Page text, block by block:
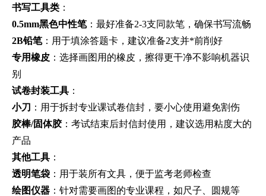
书写工具类 ：
0.5mm黑色中性笔：最好准备2-3支同款笔，确保书写流畅
2B铅笔：用于填涂答题卡，建议准备2支并*前削好
专用橡皮 ：选择画图用的橡皮，擦得更干净不影响机器识
别
试卷封装工具 ：
小刀 ：用于拆封专业课试卷信封，要小心使用避免割伤
胶棒/固体胶：考试结束后封信封使用，建议选用粘度大的
产品
其他工具 ：
透明笔袋 ：用于装所有文具，便于监考老师检查
绘图仪器 ：针对需要画图的专业课程，如尺子、圆规等